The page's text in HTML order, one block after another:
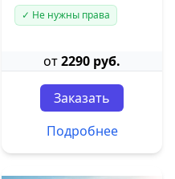
✓ Не нужны права
от2290 руб.
Заказать
Подробнее